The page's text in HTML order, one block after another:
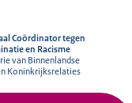
Coördinator tegen
en Racisme
van Binnenlandse
Koninkrijksrelaties